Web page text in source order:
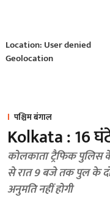
Location: User denied
Geolocation
पश्चिम बंगाल
Kolkata : 16
कोलकाता ट्रैफिक पुलिस
से रात 9 बजे तक पुल के
अनुमति नहीं होगी